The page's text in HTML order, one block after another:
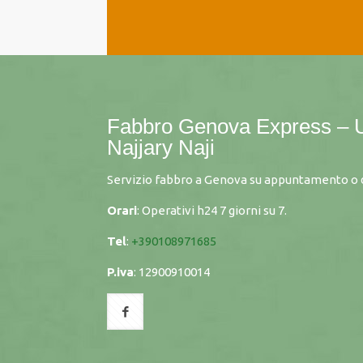
Fabbro Genova Express –
Najjary Naji
Servizio fabbro a Genova su appuntamento
Orari: Operativi h24 7 giorni su 7.
Tel: +390108971685
P.iva: 12900910014